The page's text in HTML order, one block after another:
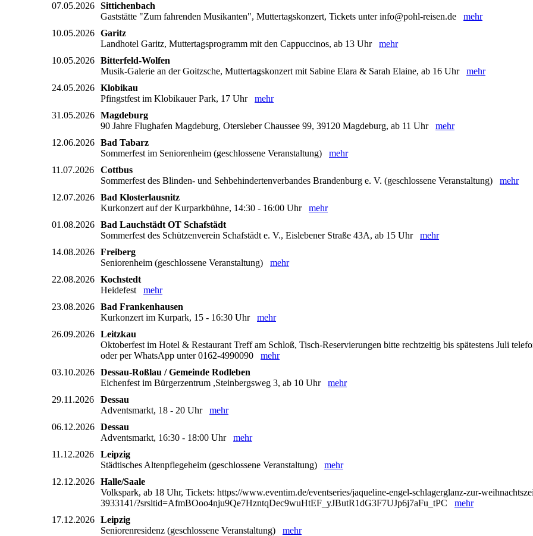
07.05.2026 Sittichenbach
Gaststätte "Zum fahrenden Musikanten", Muttertagskonzert, Tickets unter info@pohl-reisen.de mehr
10.05.2026 Garitz
Landhotel Garitz, Muttertagsprogramm mit den Cappuccinos, ab 13 Uhr mehr
10.05.2026 Bitterfeld-Wolfen
Musik-Galerie an der Goitzsche, Muttertagskonzert mit Sabine Elara & Sarah Elaine, ab 16 Uhr mehr
24.05.2026 Klobikau
Pfingstfest im Klobikauer Park, 17 Uhr mehr
31.05.2026 Magdeburg
90 Jahre Flughafen Magdeburg, Otersleber Chaussee 99, 39120 Magdeburg, ab 11 Uhr mehr
12.06.2026 Bad Tabarz
Sommerfest im Seniorenheim (geschlossene Veranstaltung) mehr
11.07.2026
Cottbus
Sommerfest des Blinden- und Sehbehindertenverbandes Brandenburg e. V. (geschlossene Veranstaltung) mehr
12.07.2026 Bad Klosterlausnitz
Kurkonzert auf der Kurparkbühne, 14:30 - 16:00 Uhr mehr
01.08.2026 Bad Lauchstädt OT Schafstädt
Sommerfest des Schützenverein Schafstädt e. V., Eislebener Straße 43A, ab 15 Uhr mehr
14.08.2026 Freiberg
Seniorenheim (geschlossene Veranstaltung) mehr
22.08.2026 Kochstedt
Heidefest mehr
23.08.2026 Bad Frankenhausen
Kurkonzert im Kurpark, 15 - 16:30 Uhr mehr
26.09.2026 Leitzkau
Oktoberfest im Hotel & Restaurant Treff am Schloß, Tisch-Reservierungen bitte rechtzeitig bis spätestens Juli
oder per WhatsApp unter 0162-4990090 mehr
03.10.2026 Dessau-Roßlau / Gemeinde Rodleben
Eichenfest im Bürgerzentrum ,Steinbergsweg 3, ab 10 Uhr mehr
29.11.2026
Dessau
Adventsmarkt, 18 - 20 Uhr mehr
06.12.2026 Dessau
Adventsmarkt, 16:30 - 18:00 Uhr mehr
11.12.2026
Leipzig
Städtisches Altenpflegeheim (geschlossene Veranstaltung) mehr
12.12.2026 Halle/Saale
Volkspark, ab 18 Uhr, Tickets: https://www.eventim.de/eventseries/jaqueline-engel-schlagerglanz-zur-
3933141/?srsltid=AfmBOoo4nju9Qe7HzntqDec9wuHtEF_yJButR1dG3F7UJp6j7aFu_tPC mehr
17.12.2026 Leipzig
Seniorenresidenz (geschlossene Veranstaltung) mehr